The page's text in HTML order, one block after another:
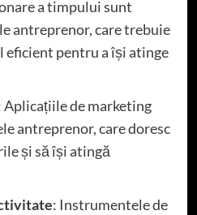
a timpului sunt
antreprenor, care trebuie
eficient pentru a își atinge
Aplicațiile de marketing
antreprenor, care doresc
și să își atingă
: Instrumentele de